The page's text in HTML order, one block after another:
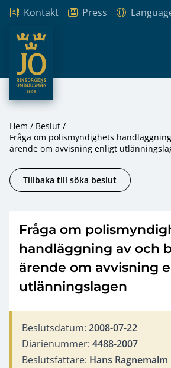
Hoppa till innehåll
Kontakt Press
JO – Riksdagens Ombudsmän
Hem
Beslut
Fråga om polismyndighets
ärende om avvisning enligt
Tillbaka till söka beslut
Fråga om
handläggning av och
ärende om avvisning
utlänningslagen
Beslutsdatum: 2008-07-22
Diarienummer: 4488-2007
Beslutsfattare: Hans Ragnemalm